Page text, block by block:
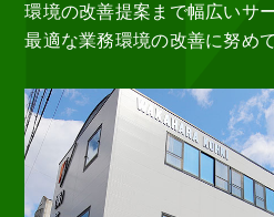
環境の改善提案まで幅広いサ
最適な業務環境の改善に努め